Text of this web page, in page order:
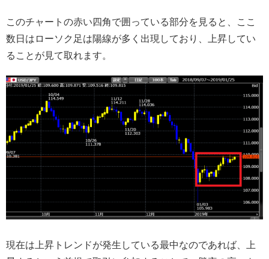
このチャートの赤い四角で囲っている部分を見ると、ここ
数日はローソク足は陽線が多く出現しており、上昇してい
ることが見て取れます。
現在は上昇トレンドが発生している最中なのであれば、上